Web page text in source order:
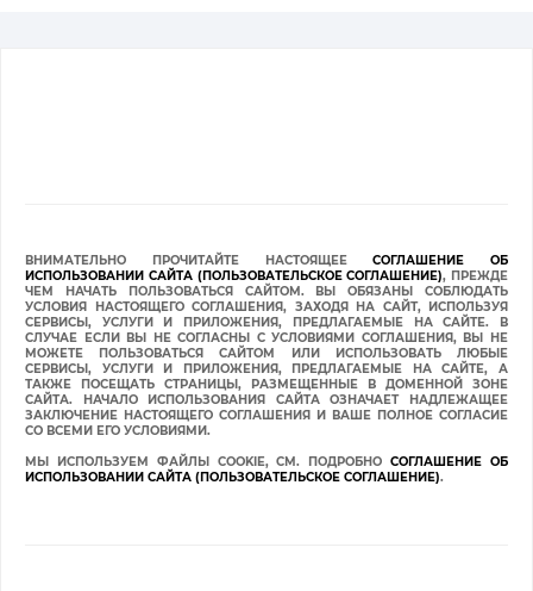
ВНИМАТЕЛЬНО ПРОЧИТАЙТЕ НАСТОЯЩЕЕСОГЛАШЕНИЕ ОБ
ИСПОЛЬЗОВАНИИ САЙТА (ПОЛЬЗОВАТЕЛЬСКОЕ СОГЛАШЕНИЕ), ПРЕЖДЕ
ЧЕМ НАЧАТЬ ПОЛЬЗОВАТЬСЯ САЙТОМ. ВЫ ОБЯЗАНЫ СОБЛЮДАТЬ
УСЛОВИЯ НАСТОЯЩЕГО СОГЛАШЕНИЯ, ЗАХОДЯ НА САЙТ, ИСПОЛЬЗУЯ
СЕРВИСЫ, УСЛУГИ И ПРИЛОЖЕНИЯ, ПРЕДЛАГАЕМЫЕ НА САЙТЕ. В
СЛУЧАЕ ЕСЛИ ВЫ НЕ СОГЛАСНЫ С УСЛОВИЯМИ СОГЛАШЕНИЯ, ВЫ НЕ
МОЖЕТЕ ПОЛЬЗОВАТЬСЯ САЙТОМ ИЛИ ИСПОЛЬЗОВАТЬ ЛЮБЫЕ
СЕРВИСЫ, УСЛУГИ И ПРИЛОЖЕНИЯ, ПРЕДЛАГАЕМЫЕ НА САЙТЕ, А
ТАКЖЕ ПОСЕЩАТЬ СТРАНИЦЫ, РАЗМЕЩЕННЫЕ В ДОМЕННОЙ ЗОНЕ
САЙТА. НАЧАЛО ИСПОЛЬЗОВАНИЯ САЙТА ОЗНАЧАЕТ НАДЛЕЖАЩЕЕ
ЗАКЛЮЧЕНИЕ НАСТОЯЩЕГО СОГЛАШЕНИЯ И ВАШЕ ПОЛНОЕ СОГЛАСИЕ
СО ВСЕМИ ЕГО УСЛОВИЯМИ.
МЫ ИСПОЛЬЗУЕМ ФАЙЛЫ COOKIE, СМ. ПОДРОБНОСОГЛАШЕНИЕ ОБ
ИСПОЛЬЗОВАНИИ САЙТА (ПОЛЬЗОВАТЕЛЬСКОЕ СОГЛАШЕНИЕ).